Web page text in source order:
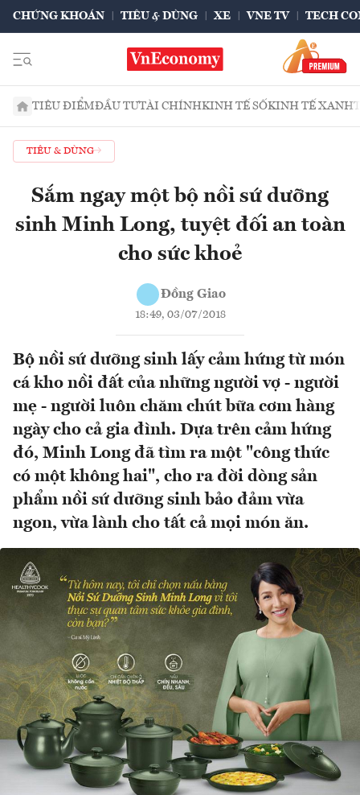
CHỨNG KHOÁN TIÊU & DÙNG XE VNE TV TECH
TIÊU ĐIỂMĐẦU TƯTÀI CHÍNHKINH TẾ SỐKINH TẾ XANH
TIÊU & DÙNG
Sắm ngay một bộ nồi sứ dưỡng
sinh Minh Long, tuyệt đối an toàn
cho sức khoẻ
Đồng Giao
18:49, 03/07/2018
Bộ nồi sứ dưỡng sinh lấy cảm hứng từ món
cá kho nồi đất của những người vợ - người
mẹ - người luôn chăm chút bữa cơm hàng
ngày cho cả gia đình. Dựa trên cảm hứng
đó, Minh Long đã tìm ra một "công thức
có một không hai", cho ra đời dòng sản
phẩm nồi sứ dưỡng sinh bảo đảm vừa
ngon, vừa lành cho tất cả mọi món ăn.